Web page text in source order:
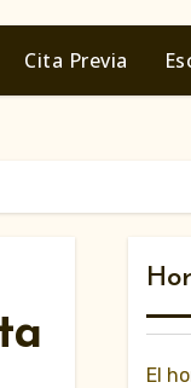
Cita Previa
El